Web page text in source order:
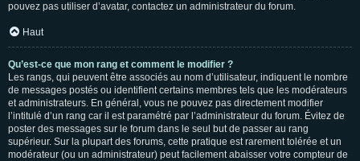
pouvez pas utiliser d’avatar, contactez un administrateur du forum.
Haut
Qu’est-ce que mon rang et comment le modifier ?
Les rangs, qui peuvent être associés au nom d’utilisateur, indiquent le nombre
de messages postés ou identifient certains membres tels que les modérateurs
et administrateurs. En général, vous ne pouvez pas directement modifier
l’intitulé d’un rang car il est paramétré par l’administrateur du forum. Évitez de
poster des messages sur le forum dans le seul but de passer au rang
supérieur. Sur la plupart des forums, cette pratique est rarement tolérée et un
modérateur (ou un administrateur) peut facilement abaisser votre compteur de